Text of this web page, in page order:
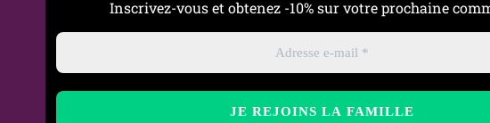
→Guide complet des
→Tout savoir sur les
Noms des
Inscrivez-vous et obtenez -10% sur votre prochaine